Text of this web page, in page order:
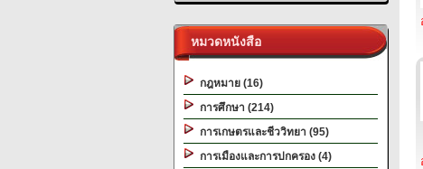
หมวดหนังสือ
กฎหมาย (16)
การศึกษา (214)
การเกษตรและชีววิทยา (95)
การเมืองและการปกครอง (4)